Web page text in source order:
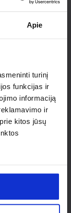
Apie
turinį
funkcijas ir
informaciją
ir
kitos jūsų